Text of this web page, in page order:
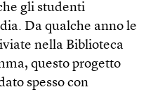
gli studenti
Da qualche anno le
nella Biblioteca
questo progetto
spesso con